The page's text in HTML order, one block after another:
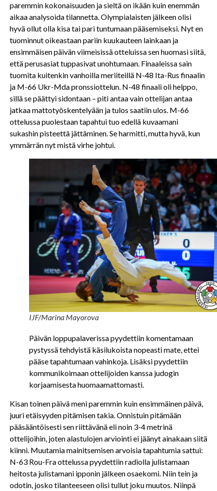
paremmin kokonaisuuden ja sieltä on ikään kuin enemmän
aikaa analysoida tilannetta. Olympialaisten jälkeen olisi
hyvä ollut olla kisa tai pari tuntumaan pääsemiseksi. Nyt en
tuominnut oikeastaan pariin kuukauteen lainkaan ja
ensimmäisen päivän viimeisissä otteluissa sen huomasi siitä,
että perusasiat tuppasivat unohtumaan. Finaaleissa sain
tuomita kuitenkin vanhoilla meriiteillä N-48 Ita-Rus finaalin
ja M-66 Ukr-Mda pronssiottelun. N-48 finaali oli helppo,
sillä se päättyi sidontaan – piti antaa vain ottelijan antaa
jatkaa mattotyöskentelyään ja tulos saatiin ulos. M-66
ottelussa puolestaan tapahtui tuo edellä kuvaamani
sukashin pisteettä jättäminen. Se harmitti, mutta hyvä, kun
ymmärrän nyt mistä virhe johtui.
IJF/Marina Mayorova
Päivän loppupalaverissa pyydettiin komentamaan
pystyssä tehdyistä käsilukoista nopeasti mate, ettei
pääse tapahtumaan vahinkoja. Lisäksi pyydettiin
kommunikoimaan ottelijoiden kanssa judogin
korjaamisesta huomaamattomasti.
Kisan toinen päivä meni paremmin kuin ensimmäinen päivä,
juuri etäisyyden pitämisen takia. Onnistuin pitämään
pääsääntöisesti sen riittävänä eli noin 3-4 metrinä
ottelijoihin, joten alastulojen arviointi ei jäänyt ainakaan siitä
kiinni. Muutamia mainitsemisen arvoisia tapahtumia sattui:
N-63 Rou-Fra ottelussa pyydettiin radiolla julistamaan
heitosta julistamani ipponin jälkeen osaekomi. Niin tein ja
odotin, josko tilanteeseen olisi tullut joku muutos. Niinpä